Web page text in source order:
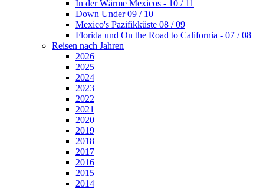
In der Wärme Mexicos - 10 / 11
Down Under 09 / 10
Mexico's Pazifikküste 08 / 09
Florida und On the Road to California - 07 / 08
Reisen nach Jahren
2026
2025
2024
2023
2022
2021
2020
2019
2018
2017
2016
2015
2014